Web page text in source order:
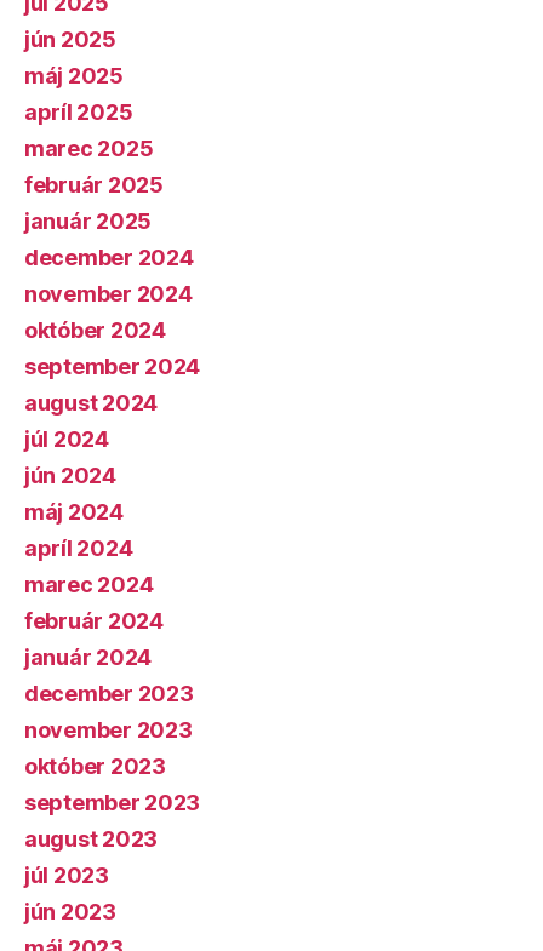
jún 2025
máj 2025
apríl 2025
marec 2025
február 2025
január 2025
december 2024
november 2024
október 2024
september 2024
august 2024
júl 2024
jún 2024
máj 2024
apríl 2024
marec 2024
február 2024
január 2024
december 2023
november 2023
október 2023
september 2023
august 2023
júl 2023
jún 2023